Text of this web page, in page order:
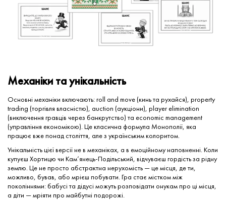
Механіки та унікальність
Основні механіки включають: roll and move (кинь та рухайся), property
trading (торгівля власністю), auction (аукціони), player elimination
(виключення гравців через банкрутство) та economic management
(управління економікою). Це класична формула Монополії, яка
працює вже понад століття, але з українським колоритом.
Унікальність цієї версії не в механіках, а в емоційному наповненні. Коли
купуєш Хортицю чи Кам’янець-Подільський, відчуваєш гордість за рідну
землю. Це не просто абстрактна нерухомість — це місця, де ти,
можливо, бував, або мрієш побувати. Гра стає містком між
поколіннями: бабусі та дідусі можуть розповідати онукам про ці місця,
а діти — мріяти про майбутні подорожі.